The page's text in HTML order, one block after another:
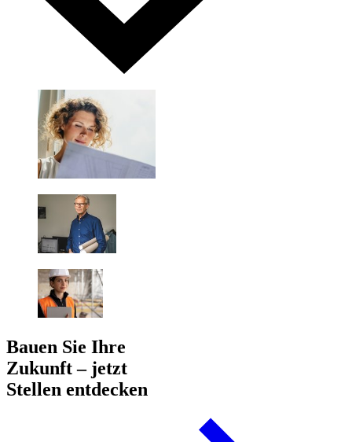
Bauen Sie Ihre
Zukunft – jetzt
Stellen entdecken